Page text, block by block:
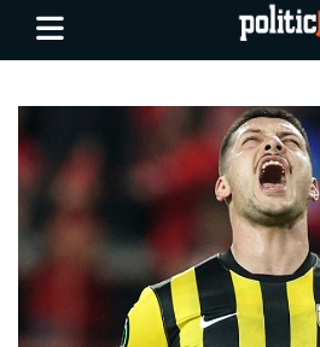
Skip
Ειδήσεις
Θεσσαλονίκη,
όλο τον
politic.gr